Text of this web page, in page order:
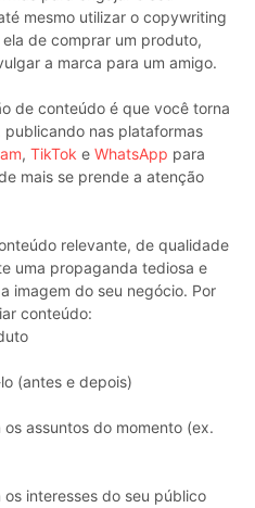
mesmo utilizar o copywriting
de comprar um produto,
a marca para um amigo.
de conteúdo é que você torna
nas plataformas
, TikTok e WhatsApp para
mais se prende a atenção
relevante, de qualidade
uma propaganda tediosa e
imagem do seu negócio. Por
conteúdo:
(antes e depois)
assuntos do momento (ex.
interesses do seu público